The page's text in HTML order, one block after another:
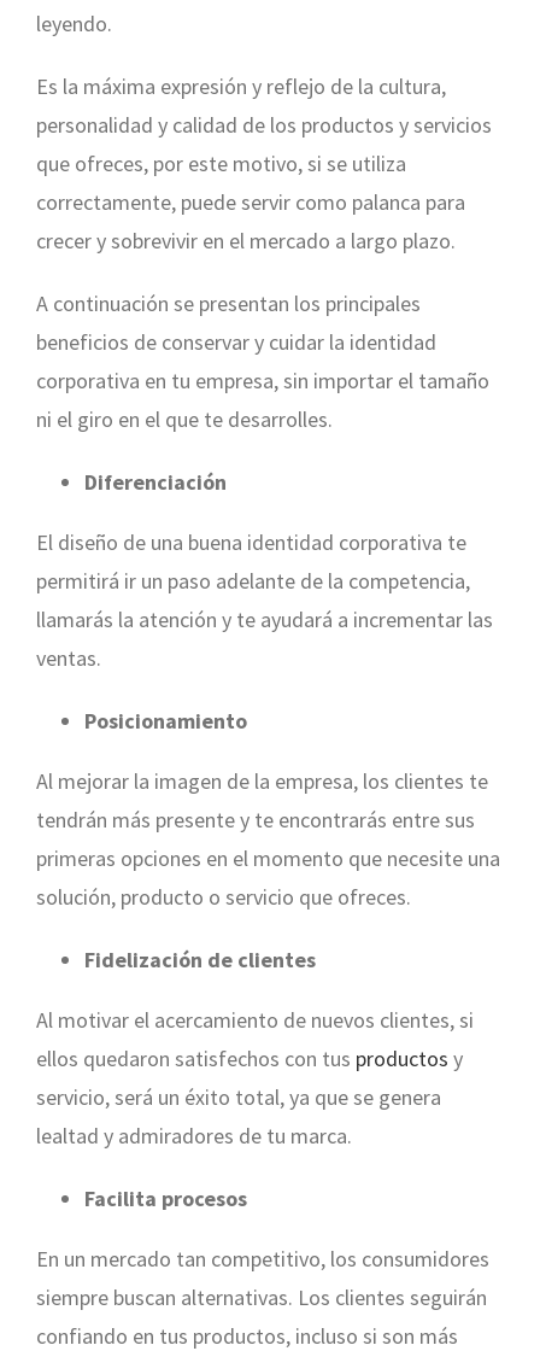
leyendo.
Es la máxima expresión y reflejo de la cultura,
personalidad y calidad de los productos y servicios
que ofreces, por este motivo, si se utiliza
correctamente, puede servir como palanca para
crecer y sobrevivir en el mercado a largo plazo.
A continuación se presentan los principales
beneficios de conservar y cuidar la identidad
corporativa en tu empresa, sin importar el tamaño
ni el giro en el que te desarrolles.
Diferenciación
El diseño de una buena identidad corporativa te
permitirá ir un paso adelante de la competencia,
llamarás la atención y te ayudará a incrementar las
ventas.
Posicionamiento
Al mejorar la imagen de la empresa, los clientes te
tendrán más presente y te encontrarás entre sus
primeras opciones en el momento que necesite una
solución, producto o servicio que ofreces.
Fidelización de clientes
Al motivar el acercamiento de nuevos clientes, si
ellos quedaron satisfechos con tus productos y
servicio, será un éxito total, ya que se genera
lealtad y admiradores de tu marca.
Facilita procesos
En un mercado tan competitivo, los consumidores
siempre buscan alternativas. Los clientes seguirán
confiando en tus productos, incluso si son más